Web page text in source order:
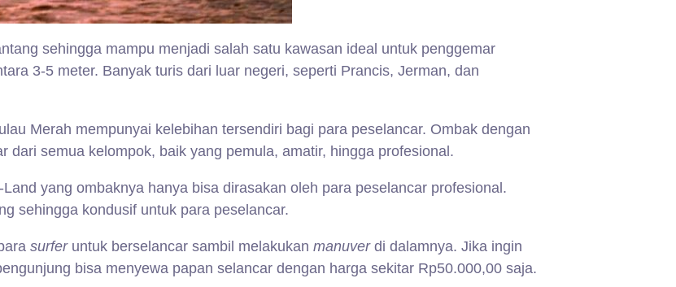
sehingga mampu menjadi salah satu kawasan ideal untuk penggemar
3-5 meter. Banyak turis dari luar negeri, seperti Prancis, Jerman, dan
Merah mempunyai kelebihan tersendiri bagi para peselancar. Ombak dengan
semua kelompok, baik yang pemula, amatir, hingga profesional.
yang ombaknya hanya bisa dirasakan oleh para peselancar profesional.
sehingga kondusif untuk para peselancar.
surferuntuk berselancar sambil melakukan manuver di dalamnya. Jika ingin
bisa menyewa papan selancar dengan harga sekitar Rp50.000,00 saja.